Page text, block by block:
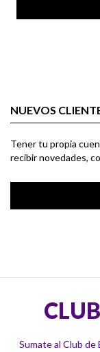
NUEVOS
Tener tu propia
recibir novedades,
Sumate al Club